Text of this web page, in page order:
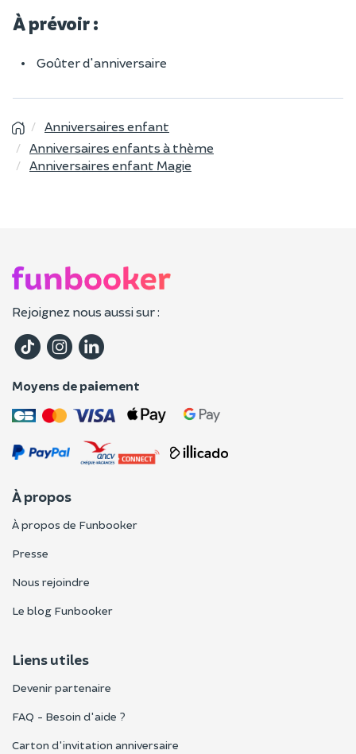
À prévoir :
Goûter d'anniversaire
Anniversaires enfant
Anniversaires enfants à thème
Anniversaires enfant Magie
Rejoignez nous aussi sur :
Moyens de paiement
À propos
À propos de Funbooker
Presse
Nous rejoindre
Le blog Funbooker
Liens utiles
Devenir partenaire
FAQ - Besoin d'aide ?
Carton d'invitation anniversaire